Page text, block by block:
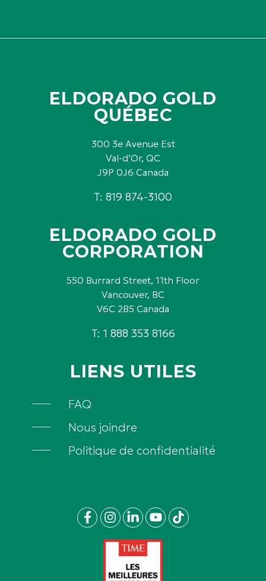
ELDORADO GOLD
QUÉBEC
300 3e Avenue Est
Val-d’Or, QC
J9P 0J6 Canada
T: 819 874-3100
ELDORADO GOLD
CORPORATION
550 Burrard Street, 11th Floor
Vancouver, BC
V6C 2B5 Canada
T: 1 888 353 8166
LIENS UTILES
FAQ
Nous joindre
Politique de confidentialité